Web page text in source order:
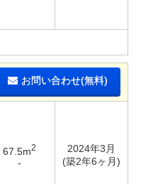
お問い合わせ(無料)
67.5m2
-
2024年3月
(築2年6ヶ月)